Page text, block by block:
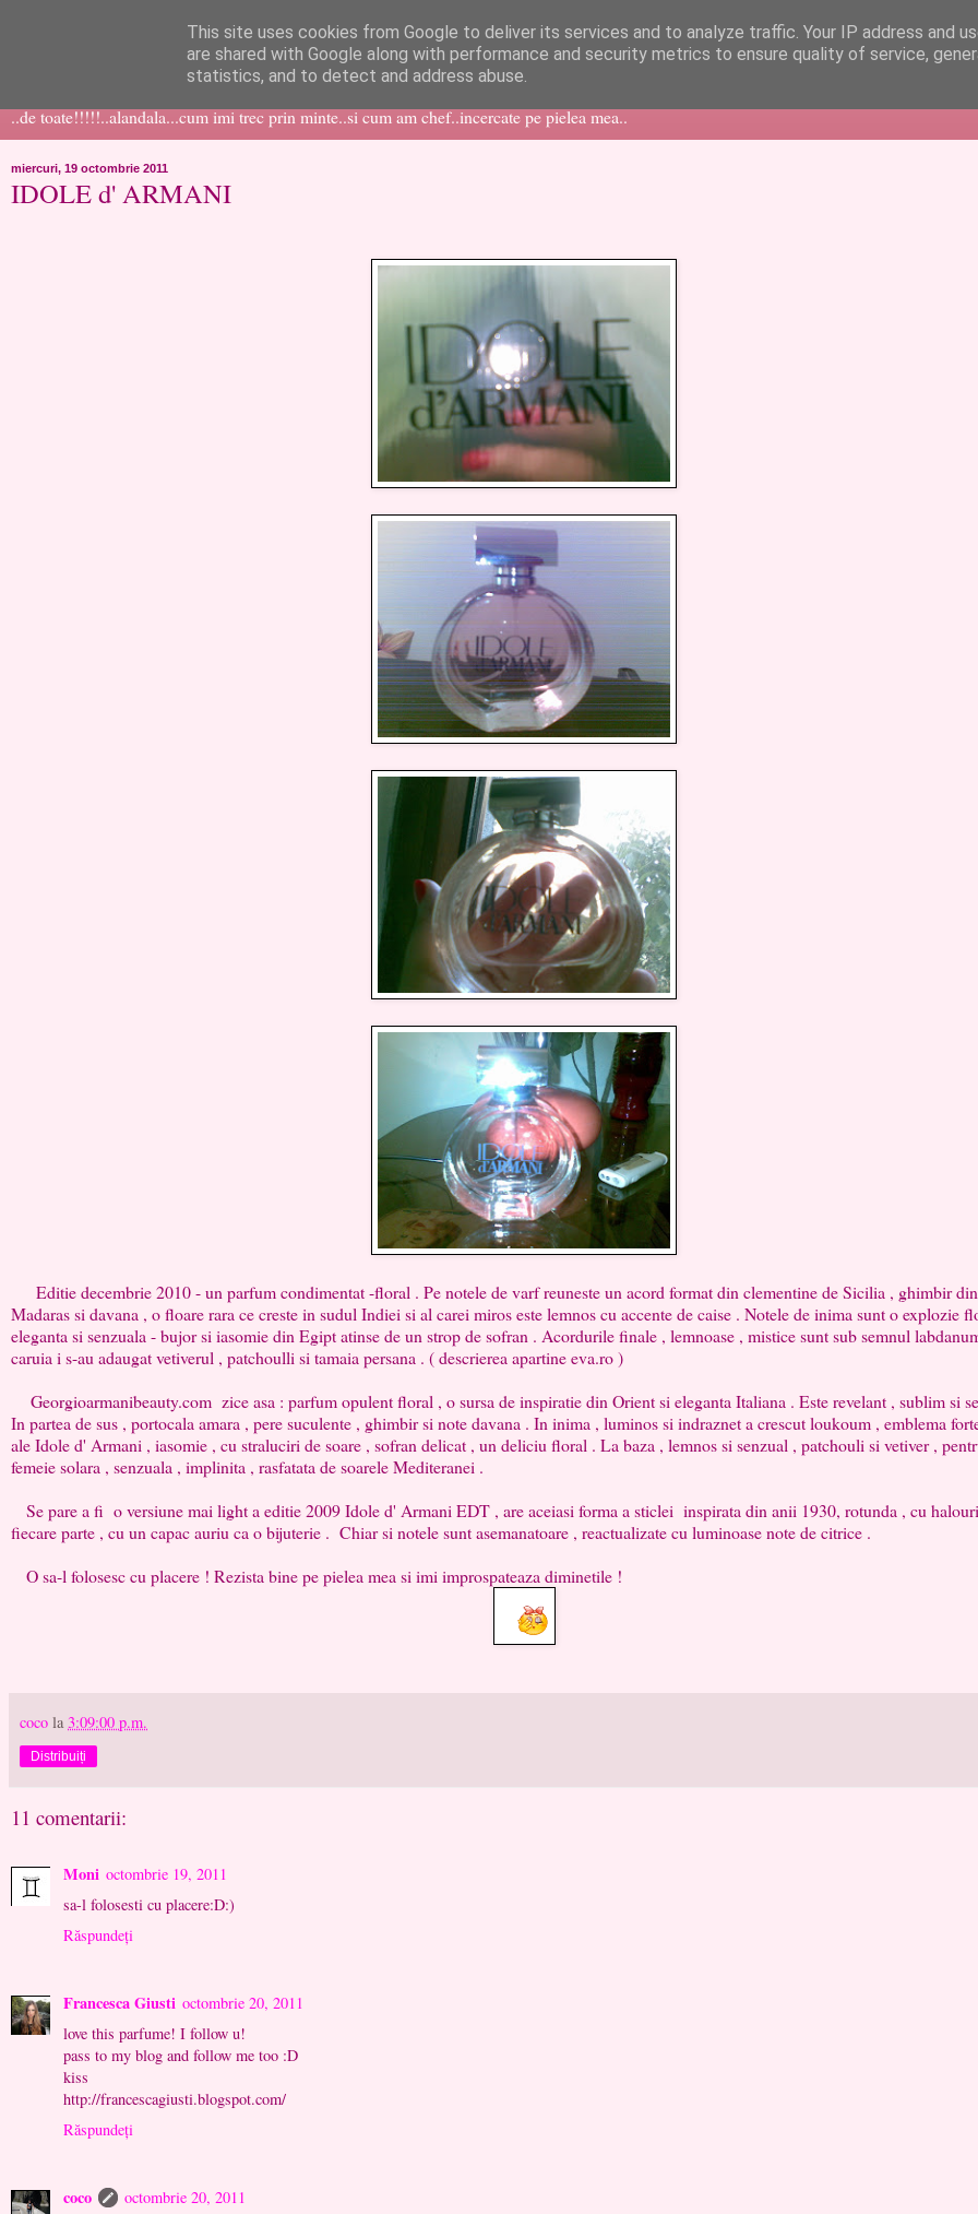
like ?...or not!
..de toate!!!!!..alandala...cum imi trec prin minte..si cum am chef..incercate pe pielea mea..
miercuri, 19 octombrie 2011
IDOLE d' ARMANI
Editie decembrie 2010 - un parfum condimentat -floral . Pe notele de varf reuneste un acord format din clementine de Sicilia , ghimbir din
Madaras si davana , o floare rara ce creste in sudul Indiei si al carei miros este lemnos cu accente de caise . Notele de inima sunt o explozie
eleganta si senzuala - bujor si iasomie din Egipt atinse de un strop de sofran . Acordurile finale , lemnoase , mistice sunt sub semnul
caruia i s-au adaugat vetiverul , patchoulli si tamaia persana . ( descrierea apartine eva.ro )
Georgioarmanibeauty.com zice asa : parfum opulent floral , o sursa de inspiratie din Orient si eleganta Italiana . Este revelant , sublim si
In partea de sus , portocala amara , pere suculente , ghimbir si note davana . In inima , luminos si indraznet a crescut loukoum , emblema
ale Idole d' Armani , iasomie , cu straluciri de soare , sofran delicat , un deliciu floral . La baza , lemnos si senzual , patchouli si vetiver ,
femeie solara , senzuala , implinita , rasfatata de soarele Mediteranei .
Se pare a fi o versiune mai light a editie 2009 Idole d' Armani EDT , are aceiasi forma a sticlei inspirata din anii 1930, rotunda , cu
fiecare parte , cu un capac auriu ca o bijuterie . Chiar si notele sunt asemanatoare , reactualizate cu luminoase note de citrice .
O sa-l folosesc cu placere ! Rezista bine pe pielea mea si imi improspateaza diminetile !
coco la 3:09:00 p.m.
Distribuiți
11 comentarii:
Moni octombrie 19, 2011
sa-l folosesti cu placere:D:)
Răspundeți
Francesca Giusti octombrie 20, 2011
love this parfume! I follow u!
pass to my blog and follow me too :D
kiss
http://francescagiusti.blogspot.com/
Răspundeți
coco
octombrie 20, 2011
This site uses cookies from Google to deliver its services and to analyze traffic. Your IP address and
are shared with Google along with performance and security metrics to ensure quality of service,
statistics, and to detect and address abuse.